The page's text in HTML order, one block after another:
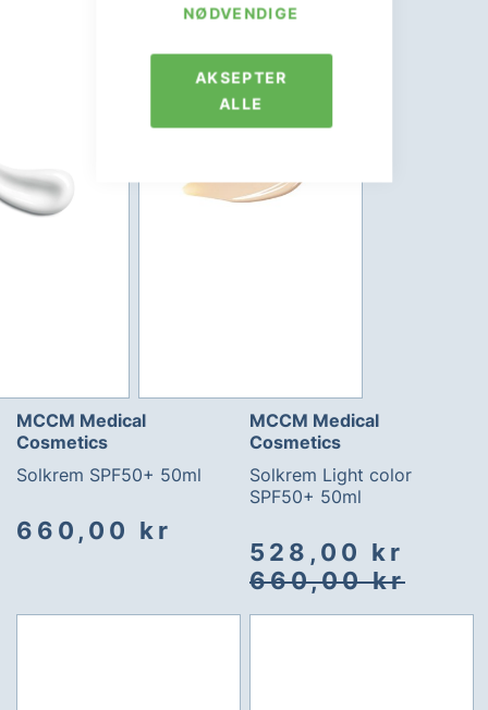
NØDVENDIGE
AKSEPTER
ALLE
MCCM Medical
Cosmetics
Solkrem SPF50+ 50ml
660,00 kr
MCCM Medical
Cosmetics
Solkrem Light color
SPF50+ 50ml
Spesialpris
528,00 kr
660,00 kr